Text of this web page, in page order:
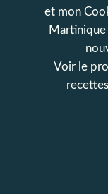
et mon
Martinique
Voir le
recettes